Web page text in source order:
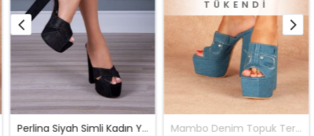
Perlina Siyah Simli Kadın Yüksek Topuklu Ayakkabı
TÜKENDI
Mambo Denim Topuk Terlik